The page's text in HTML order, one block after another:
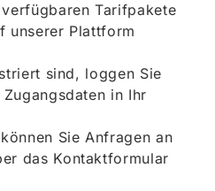
Tarifpakete
unserer Plattform
sind, loggen Sie
in Ihr
Sie Anfragen an
das Kontaktformular